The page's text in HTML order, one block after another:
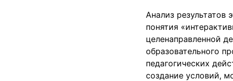
Анализ результатов
понятия
целенаправленной
образовательного
педагогических
создание условий,